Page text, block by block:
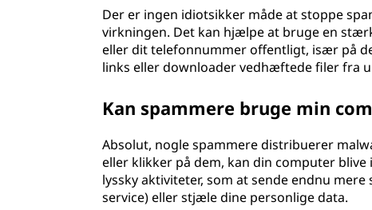
Der er ingen idiotsikker måde at stoppe
virkningen. Det kan hjælpe at bruge en
eller dit telefonnummer offentligt, især på
links eller downloader vedhæftede filer fra
Kan spammere bruge min
Absolut, nogle spammere distribuerer
eller klikker på dem, kan din computer
lyssky aktiviteter, som at sende endnu
service) eller stjæle dine personlige data.